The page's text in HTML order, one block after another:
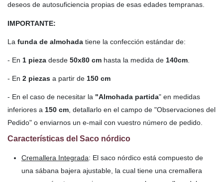
deseos de autosuficiencia propias de esas edades tempranas.
IMPORTANTE:
La funda de almohada tiene la confección estándar de:
- En 1 pieza desde 50x80 cm hasta la medida de 140cm
- En 2 piezas a partir de 150 cm
- En el caso de necesitar la "Almohada partida" en medidas
inferiores a 150 cm, detallarlo en el campo de "Observaciones del
Pedido" o enviarnos un e-mail con vuestro número de pedido.
Características del Saco nórdico
Cremallera Integrada: El saco nórdico está compuesto de
una sábana bajera ajustable, la cual tiene una cremallera